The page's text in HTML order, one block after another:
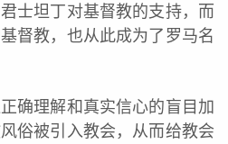
士坦丁对基督教的支持，而
督教，也从此成为了罗马名
确理解和真实信心的盲目加
俗被引入教会，从而给教会